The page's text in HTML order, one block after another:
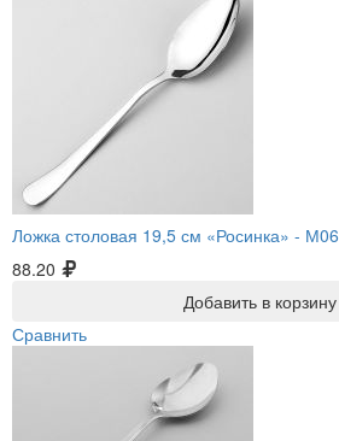
Ложка столовая 19,5 см «Росинка» - М06
88.20
Добавить в корзину
Сравнить